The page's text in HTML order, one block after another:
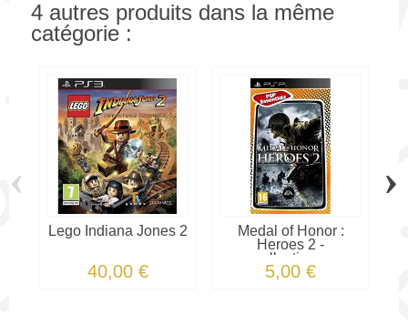
4 autres produits dans la même
catégorie :
Lego Indiana Jones 2
40,00 €
Medal of Honor :
Heroes 2 -
collection...
5,00 €
‹ ›